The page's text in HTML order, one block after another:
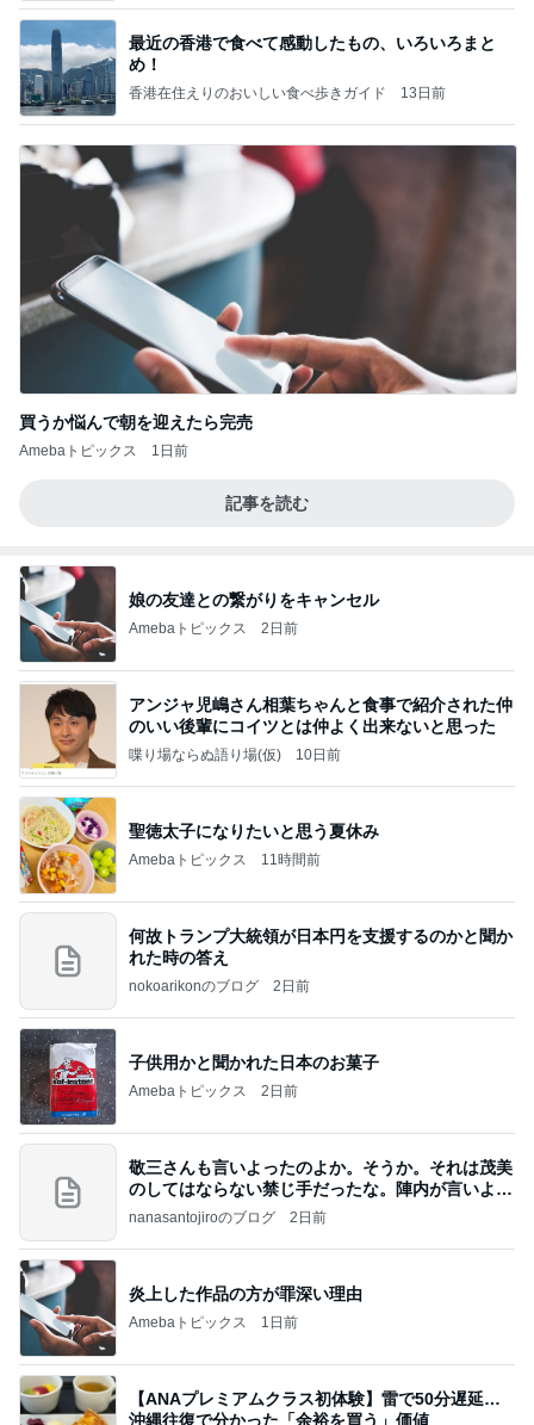
最近の香港で食べて感動したもの、いろいろまと
め！
香港在住えりのおいしい食べ歩きガイド 13日前
買うか悩んで朝を迎えたら完売
Amebaトピックス 1日前
記事を読む
娘の友達との繋がりをキャンセル
Amebaトピックス 2日前
アンジャ児嶋さん相葉ちゃんと食事で紹介された仲
のいい後輩にコイツとは仲よく出来ないと思った
喋り場ならぬ語り場(仮) 10日前
聖徳太子になりたいと思う夏休み
Amebaトピックス 11時間前
何故トランプ大統領が日本円を支援するのかと聞か
れた時の答え
nokoarikonのブログ 2日前
子供用かと聞かれた日本のお菓子
Amebaトピックス 2日前
敬三さんも言いよったのよか。そうか。それは茂美
のしてはならない禁じ手だったな。陣内が言いよる
のよ
nanasantojiroのブログ 2日前
炎上した作品の方が罪深い理由
Amebaトピックス 1日前
【ANAプレミアムクラス初体験】雷で50分遅延…
沖縄往復で分かった「余裕を買う」価値